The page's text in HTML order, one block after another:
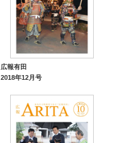
広報有田
2018年12月号